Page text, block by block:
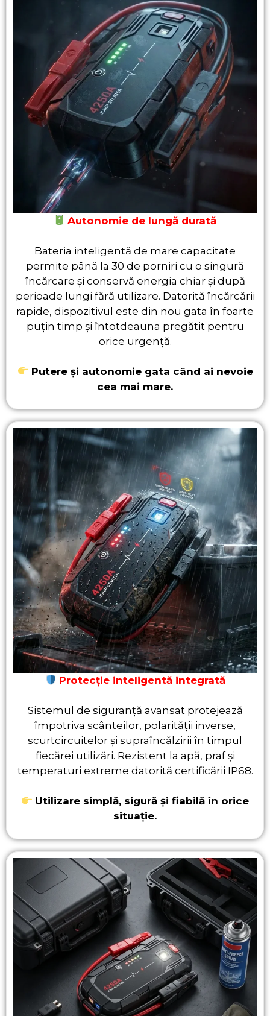
Autonomie de lungă durată
Bateria inteligentă de mare capacitate
permite până la 30 de porniri cu o singură
încărcare și conservă energia chiar și după
perioade lungi fără utilizare. Datorită încărcării
rapide, dispozitivul este din nou gata în foarte
puțin timp și întotdeauna pregătit pentru
orice urgență.
Putere și autonomie gata când ai nevoie
cea mai mare.
Protecție inteligentă integrată
Sistemul de siguranță avansat protejează
împotriva scânteilor, polarității inverse,
scurtcircuitelor și supraîncălzirii în timpul
fiecărei utilizări. Rezistent la apă, praf și
temperaturi extreme datorită certificării IP68.
Utilizare simplă, sigură și fiabilă în orice
situație.